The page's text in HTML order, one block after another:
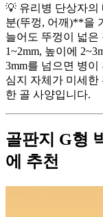
💡 유리병 단상자
분(뚜껑, 어깨)**을
늘어도 뚜껑이 넓은
1~2mm, 높이에
3mm를 넘으면 병이
심지 자체가 미세
한 골 사양입니다.
골판지 G형
에 추천